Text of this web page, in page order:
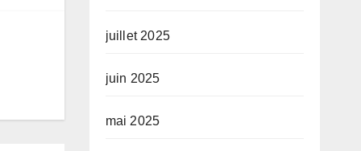
juillet 2025
juin 2025
mai 2025